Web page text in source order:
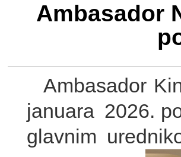
Ambasador
Ambasador
januara 2026.
glavnim